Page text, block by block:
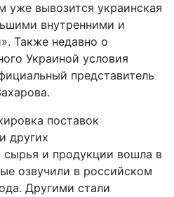
уже вывозится украинская
внутренними и
Также недавно о
Украиной условия
представитель
поставок
других
сырья и продукции вошла в
озвучили в российском
Другими стали